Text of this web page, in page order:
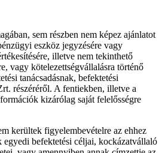
sem részben nem képez ajánlatot
eszköz jegyzésére vagy
illetve nem tekinthető
vagy kötelezettségvállalásra történő
tanácsadásnak, befektetési
részéréről. A fentiekben, illetve a
kizárólag saját felelősségre
kerültek figyelembevételre az ehhez
egyedi befektetési céljai, kockázatvállaló